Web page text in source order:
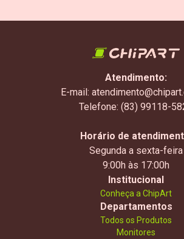
Atendimento:
E-mail:
Telefone: (83) 99118-
Horário de
Segunda a sexta-feira
9:00h às 17:00h
Institucional
Conheça a ChipArt
Departamentos
Todos os Produtos
Monitores